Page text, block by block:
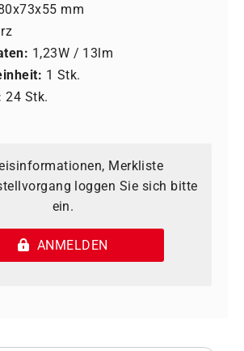
mm
1,23W / 13lm
1 Stk.
24 Stk.
Merkliste
loggen Sie sich bitte
ein.
ANMELDEN